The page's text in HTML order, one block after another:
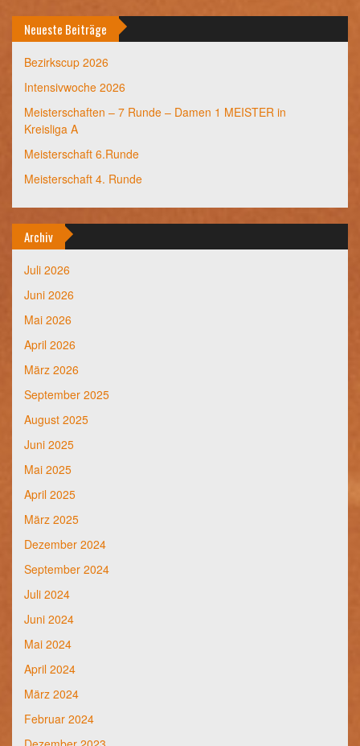
Neueste Beiträge
Bezirkscup 2026
Intensivwoche 2026
Meisterschaften – 7 Runde – Damen 1 MEISTER in
Kreisliga A
Meisterschaft 6.Runde
Meisterschaft 4. Runde
Archiv
Juli 2026
Juni 2026
Mai 2026
April 2026
März 2026
September 2025
August 2025
Juni 2025
Mai 2025
April 2025
März 2025
Dezember 2024
September 2024
Juli 2024
Juni 2024
Mai 2024
April 2024
März 2024
Februar 2024